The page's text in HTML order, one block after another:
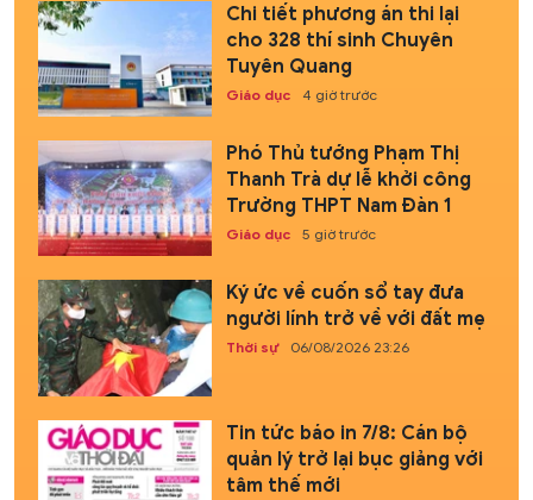
Chi tiết phương án thi lại
cho 328 thí sinh Chuyên
Tuyên Quang
Giáo dục 4 giờ trước
Phó Thủ tướng Phạm Thị
Thanh Trà dự lễ khởi công
Trường THPT Nam Đàn 1
Giáo dục 5 giờ trước
Ký ức về cuốn sổ tay đưa
người lính trở về với đất mẹ
Thời sự 06/08/2026 23:26
Tin tức báo in 7/8: Cán bộ
quản lý trở lại bục giảng với
tâm thế mới